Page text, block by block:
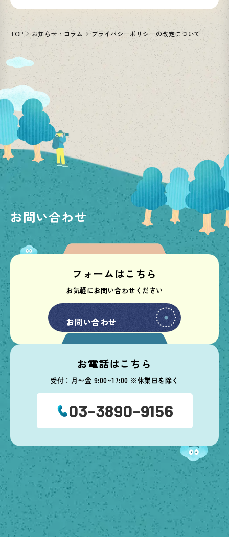
TOP お知らせ・コラム プライバシーポリシーの改定について
お問い合わせ
フォームはこちら
お気軽にお問い合わせください
お問い合わせ
お問い合わせ
お電話はこちら
受付：月〜金 9:00~17:00 ※休業日を除く
03-3890-9156